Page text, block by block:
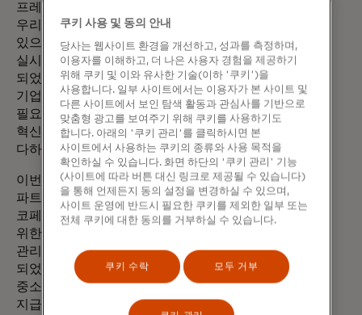
프레이는 "마스터카드와의 협력 확대를 통해
우리는 국경 간 결제의 미래를 앞당기고
있으며, 기업들에게 더 높은 효율성, 경제성,
실시간 기능을 제공할 수 있게
되었습니다."라고 말했습니다. "우리는
기업과 금융 기관이 전 세계에서 성공하는 데
필요한 속도, 안정성, 확장성을 제공하는
혁신적인 솔루션을 제공하기 위해 최선을
다하고 있습니다."
이번 발표는 2025년 4월에 맺은 전략적
파트너십을 기반으로 하며, 이를 통해
코페이는 마스터카드의 금융 기관 고객을
위한 대량 티켓 해외 결제 솔루션 및 통화 위험
관리 서비스를 독점적으로 제공하게
되었습니다. 이 계약을 통해 코페이의
중소기업 고객을 위한 마스터카드 무브의
지급 및 송금 서비스에 대한 접근성도
쿠키 사용 및 동의 안내
당사는 웹사이트 환경을 개선하고, 성과를 측정하며,
이용자를 이해하고, 더 나은 사용자 경험을 제공하기
위해 쿠키 및 이와 유사한 기술(이하 '쿠키')을
사용합니다. 일부 사이트에서는 이용자가 본 사이트 및
다른 사이트에서 보인 탐색 활동과 관심사를 기반으로
맞춤형 광고를 보여주기 위해 쿠키를 사용하기도
합니다. 아래의 '쿠키 관리'를 클릭하시면 본
사이트에서 사용하는 쿠키의 종류와 사용 목적을
확인하실 수 있습니다. 화면 하단의 '쿠키 관리' 기능
(사이트에 따라 버튼 대신 링크로 제공될 수 있습니다)
을 통해 언제든지 동의 설정을 변경하실 수 있으며,
사이트 운영에 반드시 필요한 쿠키를 제외한 일부 또는
전체 쿠키에 대한 동의를 거부하실 수 있습니다.
쿠키 수락 모두 거부